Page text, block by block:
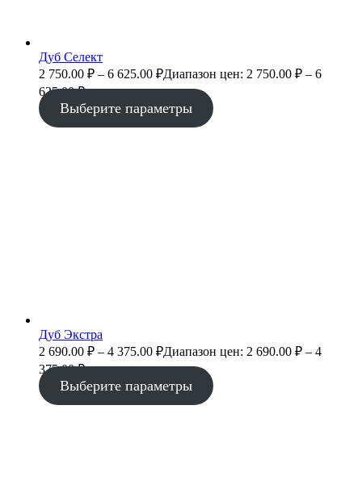
Дуб Селект
2 750.00 ₽ – 6 625.00 ₽Диапазон цен: 2 750.00 ₽ – 6
625.00 ₽
Выберите параметры
Дуб Экстра
2 690.00 ₽ – 4 375.00 ₽Диапазон цен: 2 690.00 ₽ – 4
375.00 ₽
Выберите параметры